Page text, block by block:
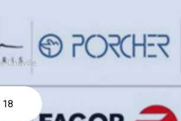
Chaville
18